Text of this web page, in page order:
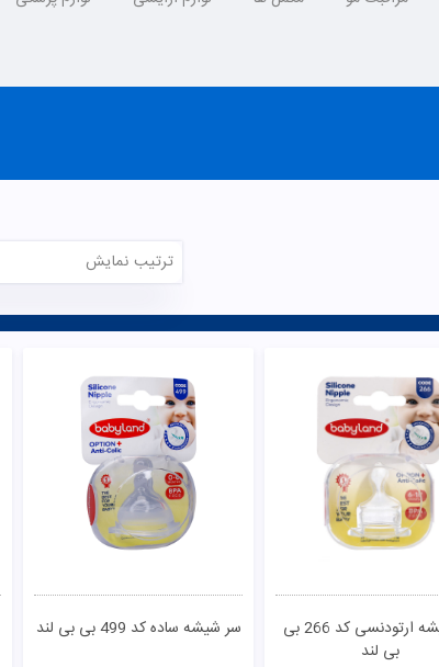
ترتیب نمایش
سر شیشه ارتودنسی کد 266 بی
بی لند
سر شیشه ساده کد 499 بی بی لند
تومان مشاهده